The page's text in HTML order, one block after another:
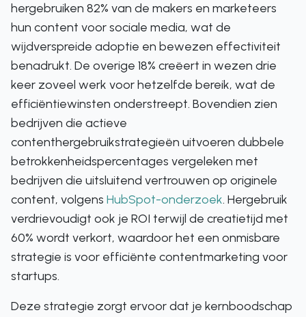
hergebruiken 82% van de makers en marketeers
hun content voor sociale media, wat de
wijdverspreide adoptie en bewezen effectiviteit
benadrukt. De overige 18% creëert in wezen drie
keer zoveel werk voor hetzelfde bereik, wat de
efficiëntiewinsten onderstreept. Bovendien zien
bedrijven die actieve
contenthergebruikstrategieën uitvoeren dubbele
betrokkenheidspercentages vergeleken met
bedrijven die uitsluitend vertrouwen op originele
content, volgens HubSpot-onderzoek. Hergebruik
verdrievoudigt ook je ROI terwijl de creatietijd met
60% wordt verkort, waardoor het een onmisbare
strategie is voor efficiënte contentmarketing voor
startups.
Deze strategie zorgt ervoor dat je kernboodschap